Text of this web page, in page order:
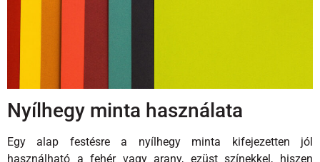
Nyílhegy minta használata
Egy alap festésre a nyílhegy minta kifejezetten jól
használható a fehér vagy arany, ezüst színekkel, hiszen